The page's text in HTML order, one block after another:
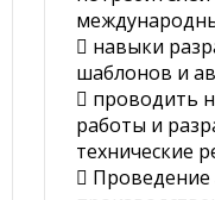
 навыки
шаблонов и
 проводить
работы и
технические
 Проведение